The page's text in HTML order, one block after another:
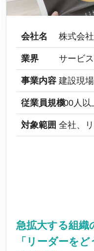
会社名 株式会
業界 サービ
事業内容 建設現
従業員規模300人以
対象範囲 全社、
急拡大する組織
「リーダーを